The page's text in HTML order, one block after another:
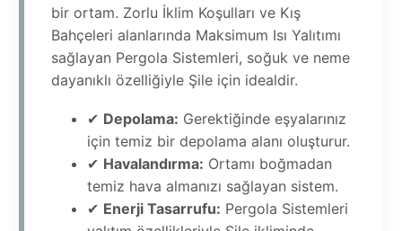
bir ortam. Zorlu İklim Koşulları ve Kış
Bahçeleri alanlarında Maksimum Isı Yalıtımı
sağlayan Pergola Sistemleri, soğuk ve neme
dayanıklı özelliğiyle Şile için idealdir.
✔ Depolama: Gerektiğinde eşyalarınız
için temiz bir depolama alanı oluşturur.
✔ Havalandırma: Ortamı boğmadan
temiz hava almanızı sağlayan sistem.
✔ Enerji Tasarrufu: Pergola Sistemleri